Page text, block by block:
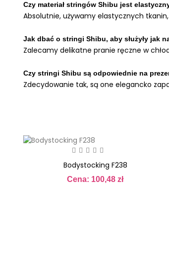
Czy materiał stringów Shibu jest
Absolutnie, używamy elastycznych
Jak dbać o stringi Shibu, aby służyły jak
Zalecamy delikatne pranie ręczne w
Czy stringi Shibu są odpowiednie na
Zdecydowanie tak, są one elegancko
Bodystocking F238
Cena: 100,48 zł